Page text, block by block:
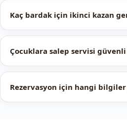
Kaç bardak için ikinci kazan
Çocuklara salep servisi
Rezervasyon için hangi